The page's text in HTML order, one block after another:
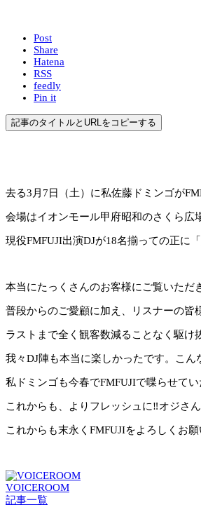
Post
Share
Hatena
RSS
feedly
Pin it
記事のタイトルとURLをコピーする
去る3月7日（土）に私佐藤ドミンゴが
会場はイオンモール甲府昭和のさくら広
現役FMFUJI出演DJが18名揃っての正に
本当にたっくさんのお客様にご覧いた
普段からのご愛顧に加え、リスナーの皆
ラストまで全く観客数減ることなく駆け
我々DJ陣も本当に楽しかったです。こ
私ドミンゴも今春でFMFUJIで喋らせて
これからも、よりフレッシュに‼️オジさ
これからも末永くFMFUJIをよろしくお願
VOICEROOM
記事一覧